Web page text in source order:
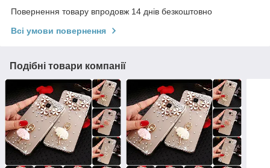
Повернення товару впродовж 14 днів безкоштовно
Всі умови повернення
Подібні товари компанії